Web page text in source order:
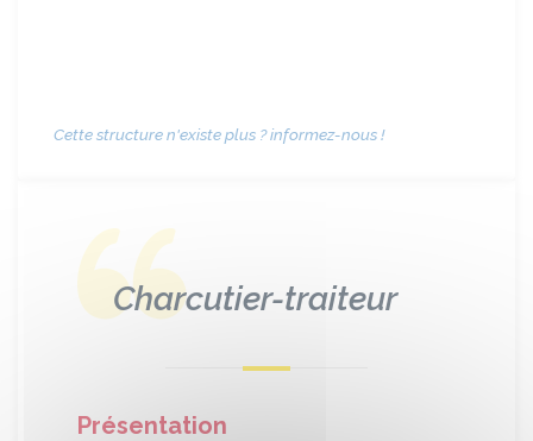
Cette structure n'existe plus ? informez-nous !
Charcutier-traiteur
Présentation